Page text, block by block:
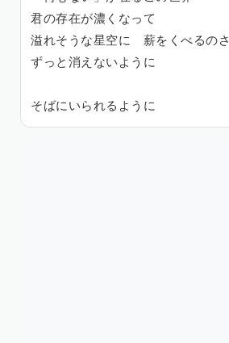
君の存在が濃くなって
溢れそうな星空に 薪をくべるのさ
ずっと消えないように
そばにいられるように